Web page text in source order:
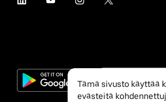
Tämä sivusto käyttää
evästeitä